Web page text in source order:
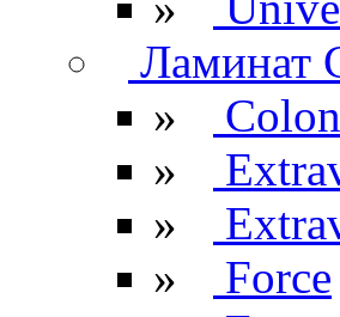
Ламинат
»
»
»
»
Force